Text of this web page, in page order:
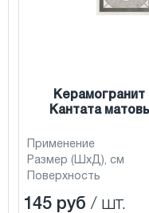
Керамогранит
Кантата
Применение
Размер (ШхД), см
Поверхность
145 руб / шт.